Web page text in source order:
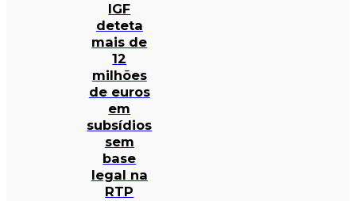
IGF
deteta
mais de
12
milhões
de euros
em
subsídios
sem
base
legal na
RTP